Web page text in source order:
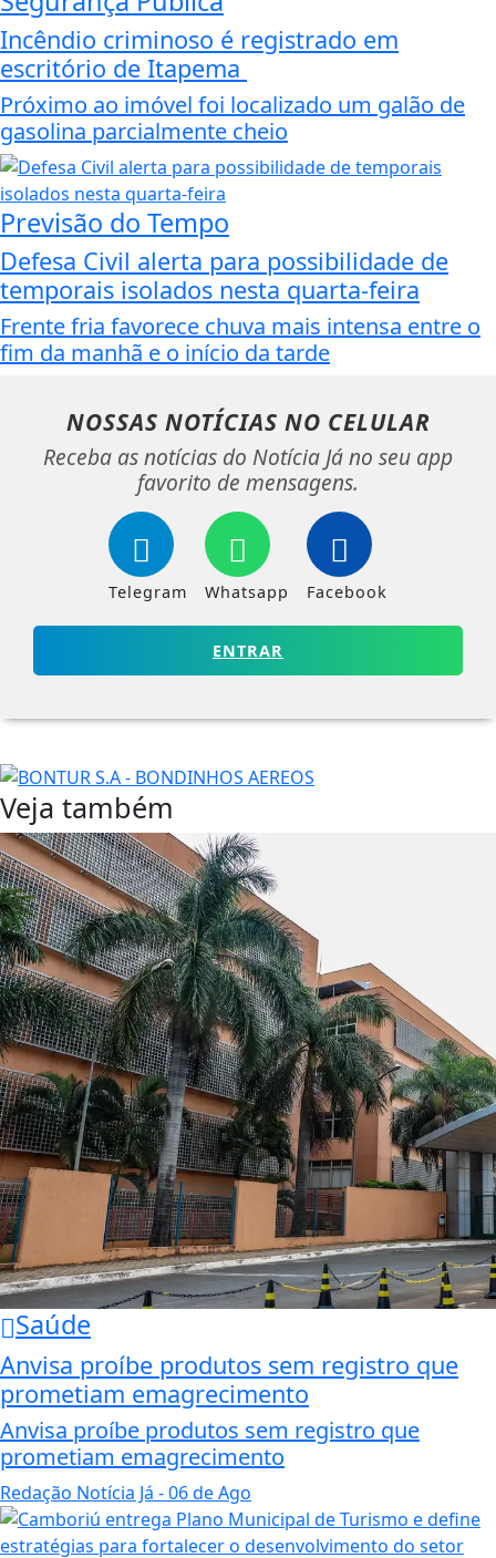
Incêndio criminoso é registrado em
escritório de Itapema
Próximo ao imóvel foi localizado um galão de
gasolina parcialmente cheio
Previsão do Tempo
Defesa Civil alerta para possibilidade de
temporais isolados nesta quarta-feira
Frente fria favorece chuva mais intensa entre o
fim da manhã e o início da tarde
NOSSAS NOTÍCIAS NO CELULAR
Receba as notícias do Notícia Já no seu app
favorito de mensagens.
Telegram Whatsapp Facebook
ENTRAR
Veja também
Saúde
Anvisa proíbe produtos sem registro que
prometiam emagrecimento
Anvisa proíbe produtos sem registro que
prometiam emagrecimento
Redação Notícia Já - 06 de Ago